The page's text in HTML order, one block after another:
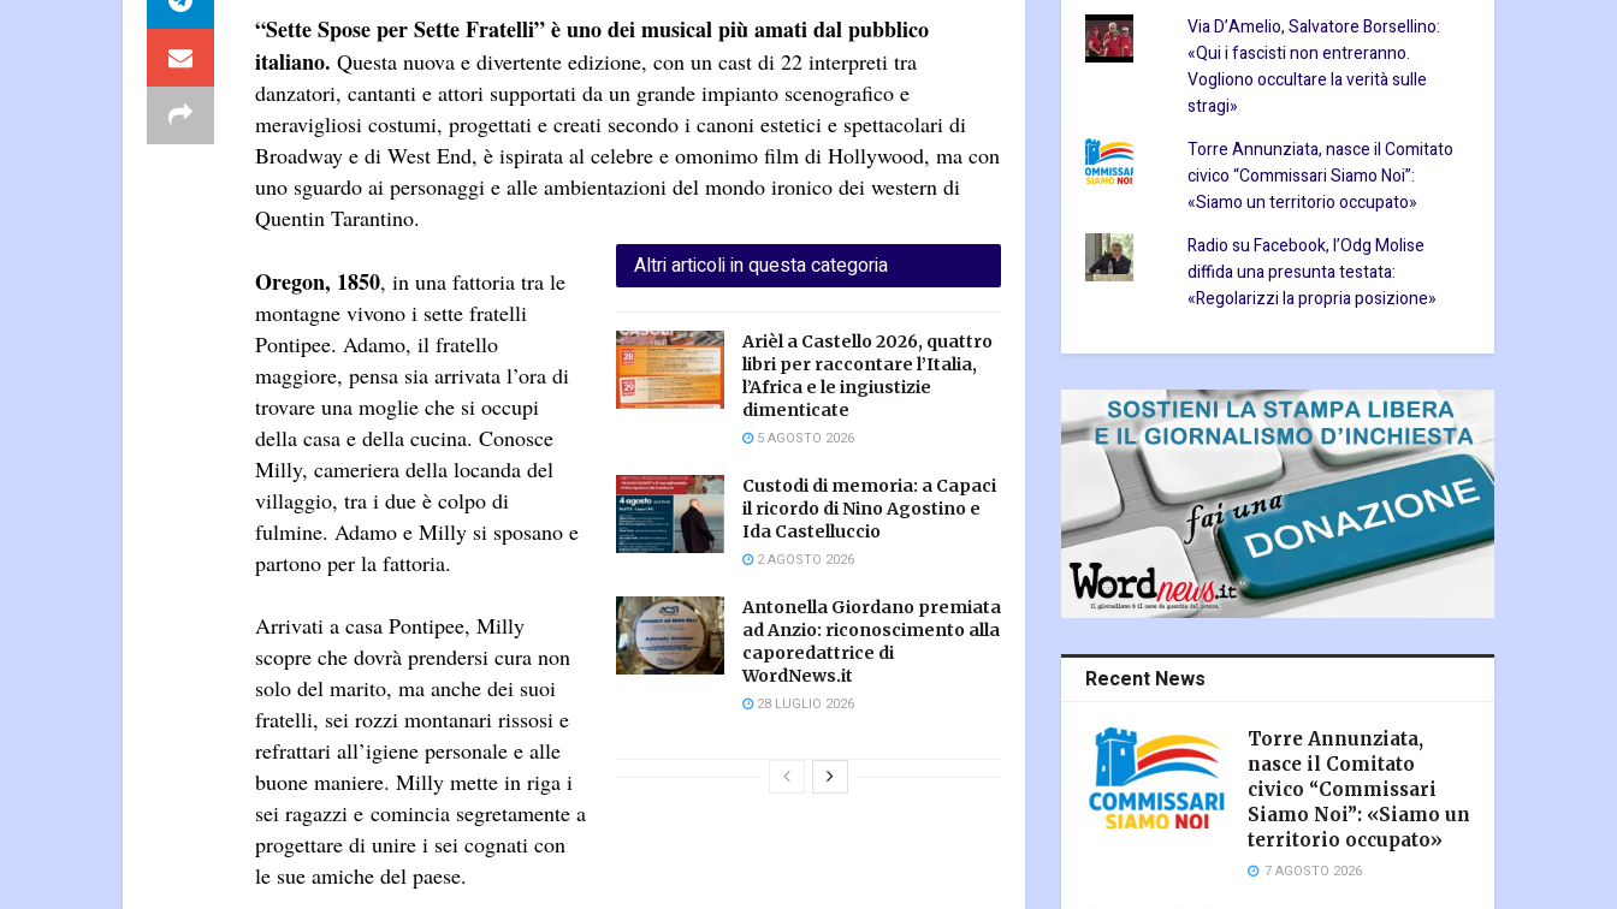
“Sette Spose per Sette Fratelli” è uno dei musical più amati dal pubblico
italiano. Questa nuova e divertente edizione, con un cast di 22 interpreti tra
danzatori, cantanti e attori supportati da un grande impianto scenografico e
meravigliosi costumi, progettati e creati secondo i canoni estetici e spettacolari di
Broadway e di West End, è ispirata al celebre e omonimo film di Hollywood, ma con
uno sguardo ai personaggi e alle ambientazioni del mondo ironico dei western di
Quentin Tarantino.
Altri articoli in questa categoria
Arièl a Castello 2026, quattro
libri per raccontare l’Italia,
l’Africa e le ingiustizie
dimenticate
5 AGOSTO 2026
Custodi di memoria: a Capaci
il ricordo di Nino Agostino e
Ida Castelluccio
2 AGOSTO 2026
Antonella Giordano premiata
ad Anzio: riconoscimento alla
caporedattrice di
WordNews.it
28 LUGLIO 2026
Oregon, 1850, in una fattoria tra le
montagne vivono i sette fratelli
Pontipee. Adamo, il fratello
maggiore, pensa sia arrivata l’ora di
trovare una moglie che si occupi
della casa e della cucina. Conosce
Milly, cameriera della locanda del
villaggio, tra i due è colpo di
fulmine. Adamo e Milly si sposano e
partono per la fattoria.
Arrivati a casa Pontipee, Milly
scopre che dovrà prendersi cura non
solo del marito, ma anche dei suoi
fratelli, sei rozzi montanari rissosi e
refrattari all’igiene personale e alle
buone maniere. Milly mette in riga i
sei ragazzi e comincia segretamente a
progettare di unire i sei cognati con
le sue amiche del paese.
Via D’Amelio, Salvatore Borsellino:
«Qui i fascisti non entreranno.
Vogliono occultare la verità sulle
stragi»
Torre Annunziata, nasce il Comitato
civico “Commissari Siamo Noi”:
«Siamo un territorio occupato»
Radio su Facebook, l’Odg Molise
diffida una presunta testata:
«Regolarizzi la propria posizione»
Recent News
Torre Annunziata,
nasce il Comitato
civico “Commissari
Siamo Noi”: «Siamo un
territorio occupato»
7 AGOSTO 2026